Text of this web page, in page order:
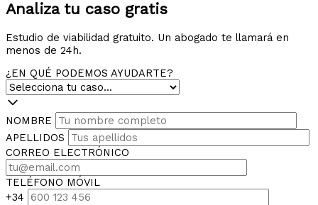
Analiza tu caso gratis
Estudio de viabilidad gratuito. Un abogado te llamará en
menos de 24h.
¿EN QUÉ PODEMOS AYUDARTE?
NOMBRE
APELLIDOS
CORREO ELECTRÓNICO
TELÉFONO MÓVIL
+34